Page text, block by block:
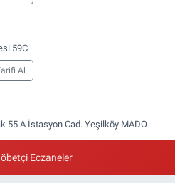
59C
Al
55 A İstasyon Cad. Yeşilköy MADO
Al Eczaneler